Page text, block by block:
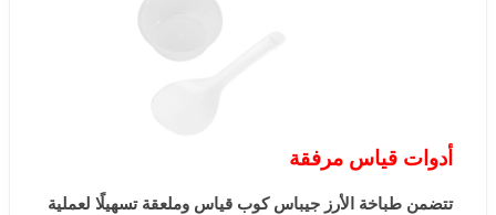
أدوات قياس مرفقة
تتضمن طباخة الأرز جيباس كوب قياس وملعقة تسهيلًا لعملية